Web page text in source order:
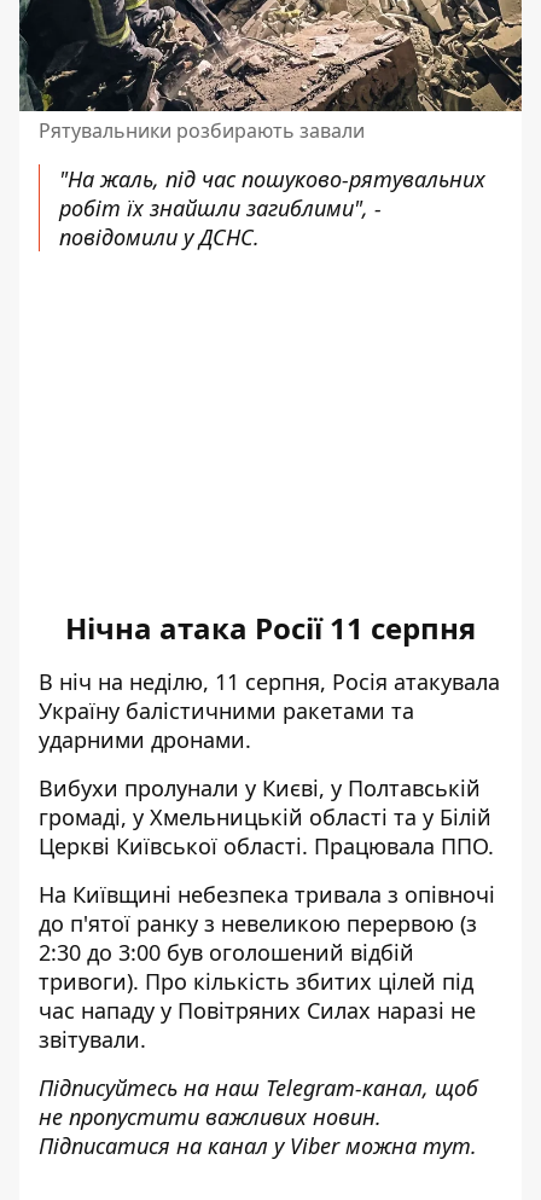
Рятувальники розбирають завали
"На жаль, під час пошуково-рятувальних
робіт їх знайшли загиблими", -
повідомили у ДСНС.
Нічна атака Росії 11 серпня
В ніч на неділю, 11 серпня, Росія атакувала
Україну балістичними ракетами та
ударними дронами.
Вибухи пролунали у Києві, у Полтавській
громаді, у Хмельницькій області та у Білій
Церкві Київської області. Працювала ППО.
На Київщині небезпека тривала з опівночі
до п'ятої ранку з невеликою перервою (з
2:30 до 3:00 був оголошений відбій
тривоги). Про кількість збитих цілей під
час нападу у Повітряних Силах наразі не
звітували.
Підписуйтесь на наш Telegram-канал, щоб
не пропустити важливих новин.
Підписатися на канал у Viber можна тут.